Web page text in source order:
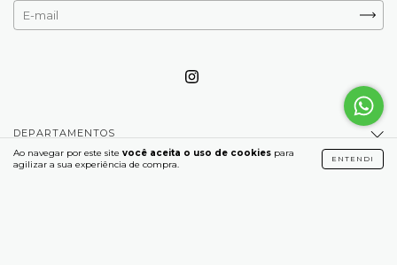
Ao navegar por este site você aceita o uso de cookies para
agilizar a sua experiência de compra.
ENTENDI
DEPARTAMENTOS